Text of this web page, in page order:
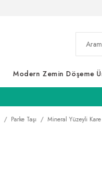
Modern Zemin Döşeme
Parke Taşı Mineral Yüzeyli Kare